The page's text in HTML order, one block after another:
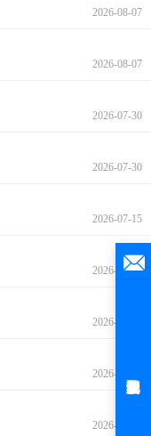
2026-08-07
2026-08-07
2026-07-30
2026-07-30
2026-07-15
2026-07-10
2026-07-06
2026-07-03
2026-07-02